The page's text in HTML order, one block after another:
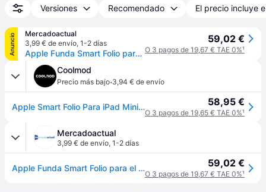
Versiones Recomendado El precio incluye
Anuncio
Mercadoactual
3,99 € de envío, 1-2 días
Apple Funda Smart Folio para el iPad mini (A17 Pro) - Azul denim
59,02 €
O 3 pagos de 19,67 € TAE 0%¹
Coolmod
Precio más bajo·3,94 € de envío
Apple Smart Folio Para iPad Mini A17 Pro Denim 58,95 €
O 3 pagos de 19,65 € TAE 0%¹
Mercadoactual
3,99 € de envío, 1-2 días
Apple Funda Smart Folio para el iPad mini (A17 Pro) - Azul denim 59,02 €
O 3 pagos de 19,67 € TAE 0%¹